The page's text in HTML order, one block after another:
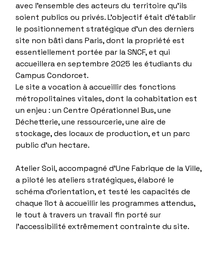
avec l’ensemble des acteurs du territoire qu’ils
soient publics ou privés. L'objectif était d’établir
le positionnement stratégique d’un des derniers
site non bâti dans Paris, dont la propriété est
essentiellement portée par la SNCF, et qui
accueillera en septembre 2025 les étudiants du
Campus Condorcet.
Le site a vocation à accueillir des fonctions
métropolitaines vitales, dont la cohabitation est
un enjeu : un Centre Opérationnel Bus, une
Déchetterie, une ressourcerie, une aire de
stockage, des locaux de production, et un parc
public d'un hectare.
Atelier Soil, accompagné d’Une Fabrique de la Ville,
a piloté les ateliers stratégiques, élaboré le
schéma d’orientation, et testé les capacités de
chaque îlot à accueillir les programmes attendus,
le tout à travers un travail fin porté sur
l’accessibilité extrêmement contrainte du site.